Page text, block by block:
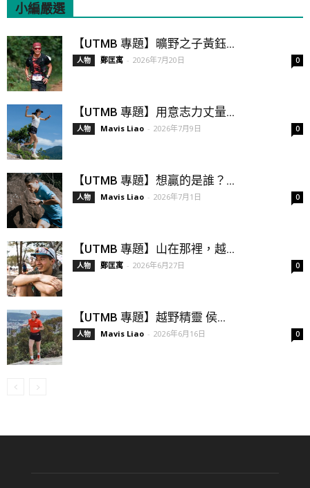
小編嚴選
【UTMB 專題】曠野之子黃鈺...
人物 鄭匡寓 - 2026年7月20日 0
【UTMB 專題】用意志力丈量...
人物 Mavis Liao - 2026年7月9日 0
【UTMB 專題】想贏的是誰？...
人物 Mavis Liao - 2026年7月1日 0
【UTMB 專題】山在那裡，越...
人物 鄭匡寓 - 2026年6月27日 0
【UTMB 專題】越野精靈 侯...
人物 Mavis Liao - 2026年6月16日 0